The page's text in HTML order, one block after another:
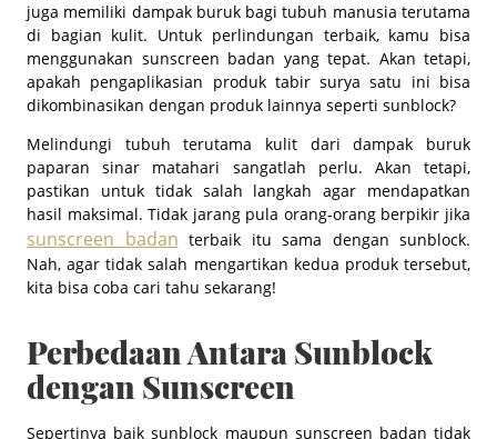
juga memiliki dampak buruk bagi tubuh manusia terutama
di bagian kulit. Untuk perlindungan terbaik, kamu bisa
menggunakan sunscreen badan yang tepat. Akan tetapi,
apakah pengaplikasian produk tabir surya satu ini bisa
dikombinasikan dengan produk lainnya seperti sunblock?
Melindungi tubuh terutama kulit dari dampak buruk
paparan sinar matahari sangatlah perlu. Akan tetapi,
pastikan untuk tidak salah langkah agar mendapatkan
hasil maksimal. Tidak jarang pula orang-orang berpikir jika
sunscreen badan terbaik itu sama dengan sunblock.
Nah, agar tidak salah mengartikan kedua produk tersebut,
kita bisa coba cari tahu sekarang!
Perbedaan Antara Sunblock
dengan Sunscreen
Sepertinya baik sunblock maupun sunscreen badan tidak